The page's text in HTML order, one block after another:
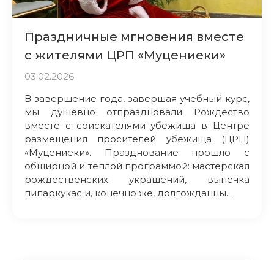
Праздничные мгновения вместе
с жителями ЦРП «Муцениеки»
03.02.2026
В завершение года, завершая учебный курс,
мы душевно отпраздновали Рождество
вместе с соискателями убежища в Центре
размещения просителей убежища (ЦРП)
«Муцениеки». Празднование прошло с
обширной и теплой программой: мастерская
рождественских украшений, выпечка
пипаркукас и, конечно же, долгожданны...